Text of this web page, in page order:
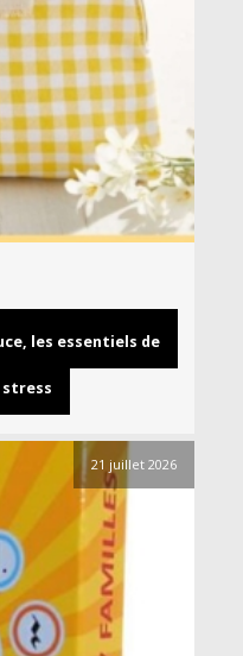
les essentiels de
stress
21 juillet 2026